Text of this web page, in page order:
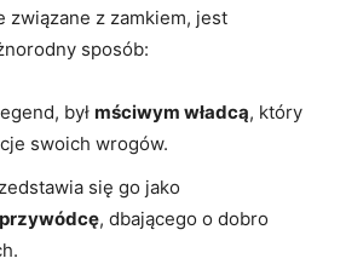
związane z zamkiem, jest
sposób:
był mściwym władcą, który
swoich wrogów.
się go jako
, dbającego o dobro